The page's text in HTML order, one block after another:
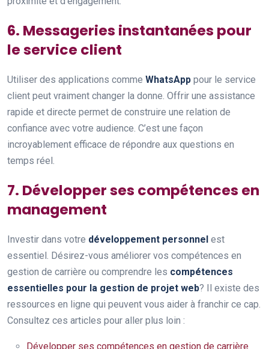
6. Messageries instantanées pour
le service client
Utiliser des applications comme WhatsApp pour le service
client peut vraiment changer la donne. Offrir une assistance
rapide et directe permet de construire une relation de
confiance avec votre audience. C’est une façon
incroyablement efficace de répondre aux questions en
temps réel.
7. Développer ses compétences en
management
Investir dans votre développement personnel est
essentiel. Désirez-vous améliorer vos compétences en
gestion de carrière ou comprendre les compétences
essentielles pour la gestion de projet web? Il existe des
ressources en ligne qui peuvent vous aider à franchir ce cap.
Consultez ces articles pour aller plus loin :
Développer ses compétences en gestion de carrière